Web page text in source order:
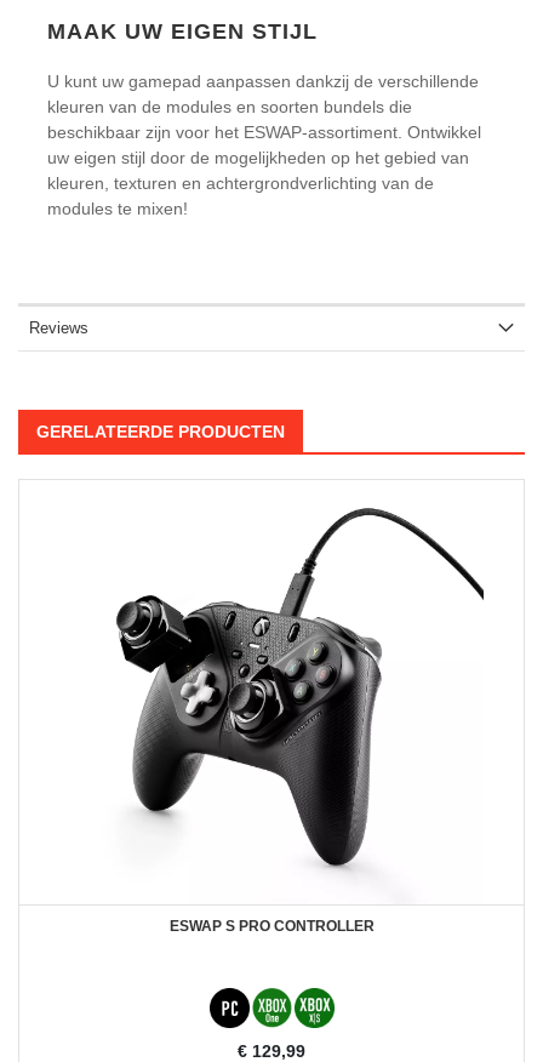
MAAK UW EIGEN STIJL
U kunt uw gamepad aanpassen dankzij de verschillende
kleuren van de modules en soorten bundels die
beschikbaar zijn voor het ESWAP-assortiment. Ontwikkel
uw eigen stijl door de mogelijkheden op het gebied van
kleuren, texturen en achtergrondverlichting van de
modules te mixen!
Reviews
GERELATEERDE PRODUCTEN
ESWAP S PRO CONTROLLER
€ 129,99